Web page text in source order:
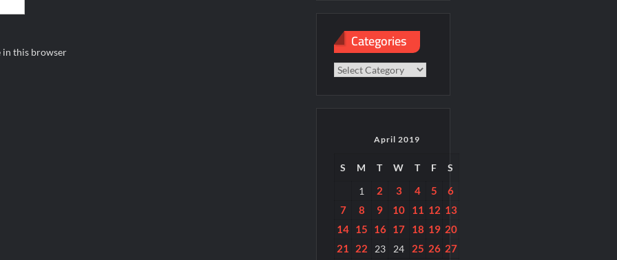
in this browser
Categories
Categories
April 2019
S M T W T F
S
1
2 3 4 5
6
7
8 9 10 11 12 13
14 15 16 17 18 19 20
21
22 23 24 25 26 27